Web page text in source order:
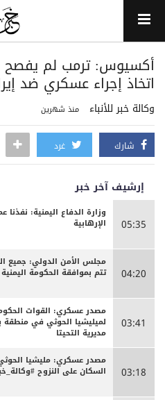
أكسيوس: ترمب لم يفصح
اتخاذ إجراء عسكري ضد
وكالة خبر للأنباء منذ شهرين
شارك غرد
إرشيف آخر خبر
05:35
وزارة الدفاع اليمنية: نفذنا
الإرهابية
04:20
مجلس الأمن الدولي: جميع
تتم بموافقة الحكومة اليمنية
03:41
مصدر عسكري: القوات
لميليشيا الحوثي في
مديرية التحيتا
03:18
مصدر عسكري: مليشيا
السكان على النزوح